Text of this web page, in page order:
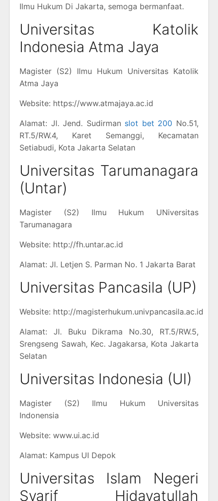
Ilmu Hukum Di Jakarta, semoga bermanfaat.
Universitas Katolik
Indonesia Atma Jaya
Magister (S2) Ilmu Hukum Universitas Katolik
Atma Jaya
Website: https://www.atmajaya.ac.id
Alamat: Jl. Jend. Sudirman slot bet 200 No.51,
RT.5/RW.4, Karet Semanggi, Kecamatan
Setiabudi, Kota Jakarta Selatan
Universitas Tarumanagara
(Untar)
Magister (S2) Ilmu Hukum UNiversitas
Tarumanagara
Website: http://fh.untar.ac.id
Alamat: Jl. Letjen S. Parman No. 1 Jakarta Barat
Universitas Pancasila (UP)
Website: http://magisterhukum.univpancasila.ac.id
Alamat: Jl. Buku Dikrama No.30, RT.5/RW.5,
Srengseng Sawah, Kec. Jagakarsa, Kota Jakarta
Selatan
Universitas Indonesia (UI)
Magister (S2) Ilmu Hukum Universitas
Indonensia
Website: www.ui.ac.id
Alamat: Kampus UI Depok
Universitas Islam Negeri
Syarif Hidayatullah